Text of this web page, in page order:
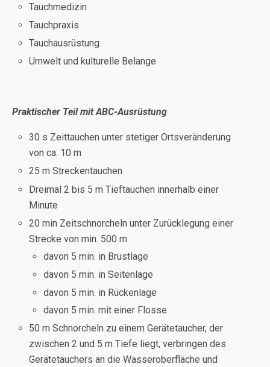
Tauchmedizin
Tauchpraxis
Tauchausrüstung
Umwelt und kulturelle Belange
Praktischer Teil mit ABC-Ausrüstung
30 s Zeittauchen unter stetiger Ortsveränderung
von ca. 10 m
25 m Streckentauchen
Dreimal 2 bis 5 m Tieftauchen innerhalb einer
Minute
20 min Zeitschnorcheln unter Zurücklegung einer
Strecke von min. 500 m
davon 5 min. in Brustlage
davon 5 min. in Seitenlage
davon 5 min. in Rückenlage
davon 5 min. mit einer Flosse
50 m Schnorcheln zu einem Gerätetaucher, der
zwischen 2 und 5 m Tiefe liegt, verbringen des
Gerätetauchers an die Wasseroberfläche und